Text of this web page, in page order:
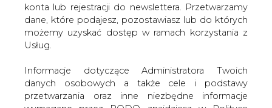
konta lub rejestracji do newslettera. Przetwarzamy
dane, które podajesz, pozostawiasz lub do których
możemy uzyskać dostęp w ramach korzystania z
Usług.
Informacje dotyczące Administratora Twoich
danych osobowych a także cele i podstawy
przetwarzania oraz inne niezbędne informacje
Strona główna SERWIS INFORMACYJNY CIRE 24
Pielgrzymka Energetyków, Elektryków i Elektroników
Redakcja
drukuj
skomentuj
udostępnij